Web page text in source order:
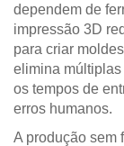
dependem de
impressão 3D
para criar
elimina
os tempos de
erros humanos.
A produção sem